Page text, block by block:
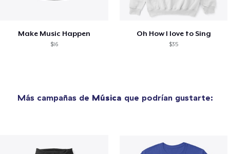
Make Music Happen
$16
Oh How I love to Sing
$35
Más campañas de Música que podrían gustarte: